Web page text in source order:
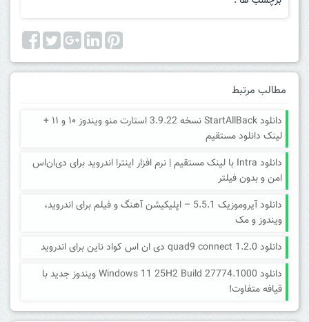
مطالب مرتبط
دانلود StartAllBack نسخه 3.9.22 استارت منو ویندوز ۱۰ و ۱۱ +
لینک دانلود مستقیم
دانلود Intra با لینک مستقیم | نرم افزار اینترا اندروید برای دی‌ان‌اس
امن و بدون فیلتر
دانلود آیروموزیک 5.5.1 – اپلیکیشن آهنگ و فیلم برای اندروید،
ویندوز و مک
دانلود quad9 connect 1.2.0 دی ان اس کواد ناین برای اندروید
دانلود Windows 11 25H2 Build 27774.1000 ویندوز جدید با
قیافه متفاوت!